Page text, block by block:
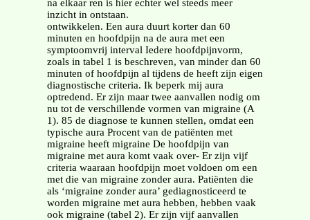
na elkaar ren is hier echter wel steeds meer
inzicht in ontstaan.
ontwikkelen. Een aura duurt korter dan 60
minuten en hoofdpijn na de aura met een
symptoomvrij interval Iedere hoofdpijnvorm,
zoals in tabel 1 is beschreven, van minder dan 60
minuten of hoofdpijn al tijdens de heeft zijn eigen
diagnostische criteria. Ik beperk mij aura
optredend. Er zijn maar twee aanvallen nodig om
nu tot de verschillende vormen van migraine (A
1). 85 de diagnose te kunnen stellen, omdat een
typische aura Procent van de patiënten met
migraine heeft migraine De hoofdpijn van
migraine met aura komt vaak over- Er zijn vijf
criteria waaraan hoofdpijn moet voldoen om een
met die van migraine zonder aura. Patiënten die
als ‘migraine zonder aura’ gediagnosticeerd te
worden migraine met aura hebben, hebben vaak
ook migraine (tabel 2). Er zijn vijf aanvallen